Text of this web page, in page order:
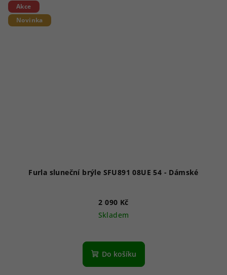
Akce
Novinka
Furla sluneční brýle SFU891 08UE 54 - Dámské
2 090 Kč
Skladem
Do košíku